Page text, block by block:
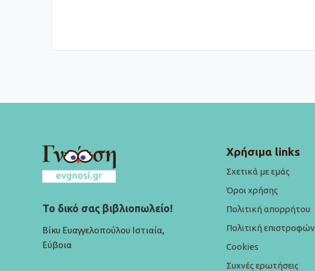
Το δικό σας βιβλιοπωλείο!
Βίκυ Ευαγγελοπούλου Ιστιαία,
Εύβοια
Χρήσιμα links
Σχετικά με εμάς
Όροι χρήσης
Πολιτική απορρήτου
Πολιτική επιστροφών
Cookies
Συχνές ερωτήσεις